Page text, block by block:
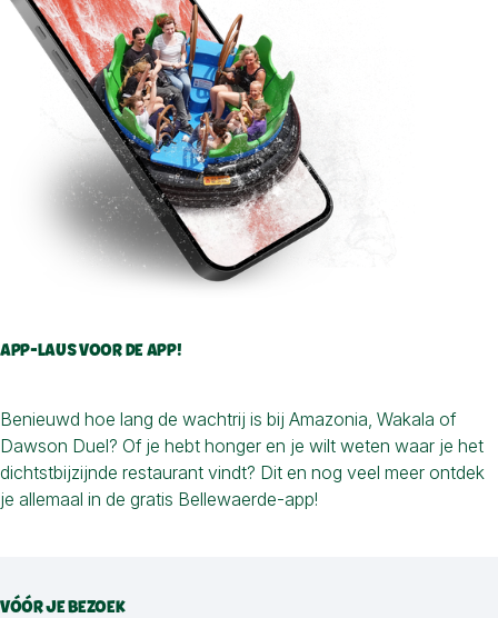
APP-LAUS VOOR DE APP!
Benieuwd hoe lang de wachtrij is bij Amazonia, Wakala of
Dawson Duel? Of je hebt honger en je wilt weten waar je het
dichtstbijzijnde restaurant vindt? Dit en nog veel meer ontdek
je allemaal in de gratis Bellewaerde-app!
VÓÓR JE BEZOEK